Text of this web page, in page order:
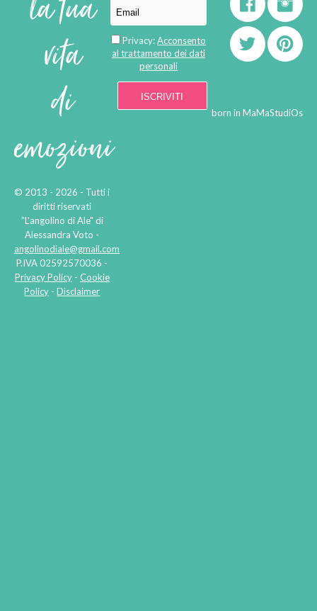
vita
di
emozioni
© 2013 - 2026 - Tutti i
diritti riservati
"L'angolino di Ale" di
Alessandra Voto -
angolinodiale@gmail.com
P.IVA 02592570036 -
Privacy Policy- Cookie
Policy -Disclaimer
Privacy:Acconsento
al trattamento dei dati
personali
born in MaMaStudiOs